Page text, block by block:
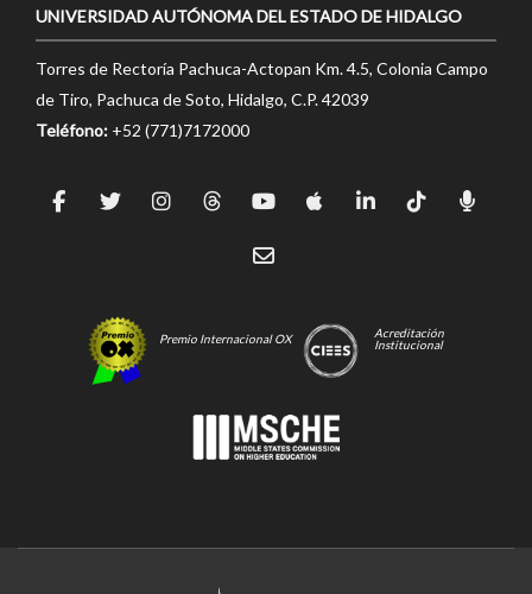
UNIVERSIDAD AUTÓNOMA DEL ESTADO DE HIDALGO
Torres de Rectoría Pachuca-Actopan Km. 4.5, Colonia Campo
de Tiro, Pachuca de Soto, Hidalgo, C.P. 42039
Teléfono: +52 (771)7172000
Premio Internacional OX
Acreditación
Institucional